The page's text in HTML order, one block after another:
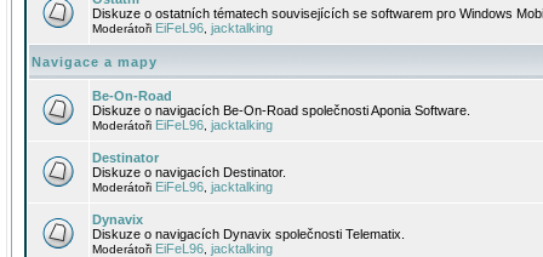
Diskuze o ostatních tématech souvisejících se softwarem pro Windows
Moderátoři EiFeL96 jacktalking
Navigace a mapy
Be-On-Road
Diskuze o navigacích Be-On-Road společnosti Aponia Software.
Moderátoři EiFeL96 jacktalking
Destinator
Diskuze o navigacích Destinator.
Moderátoři EiFeL96 jacktalking
Dynavix
Diskuze o navigacích Dynavix společnosti Telematix.
Moderátoři EiFeL96 jacktalking